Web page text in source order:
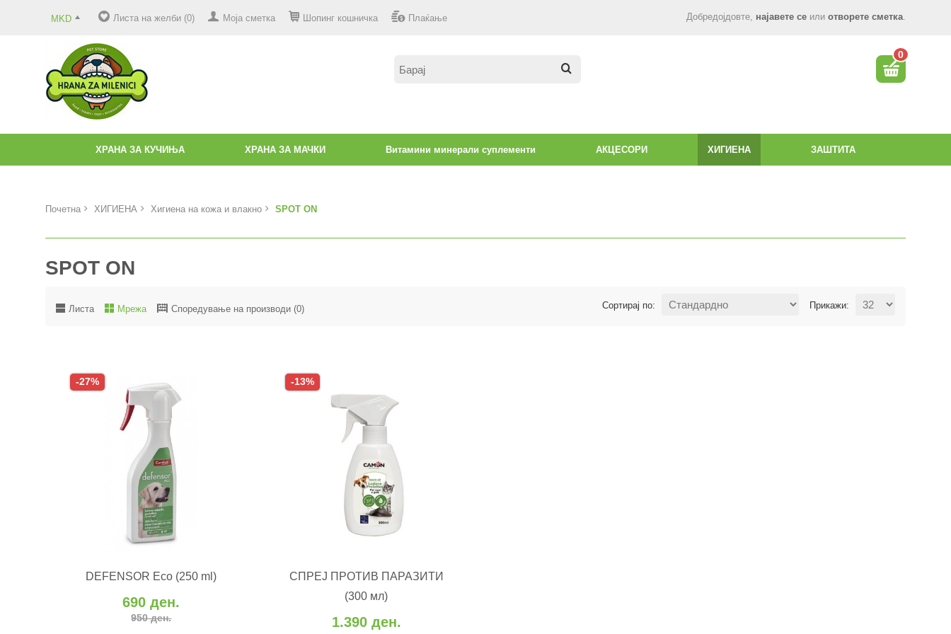
MKD Добредојдовте, најавете се или отворете сметка.
Листа на желби (0) Моја сметка Шопинг кошничка Плаќање
0
ХРАНА ЗА КУЧИЊА ХРАНА ЗА МАЧКИ Витамини минерали суплементи АКЦЕСОРИ ХИГИЕНА ЗАШТИТА
Почетна ХИГИЕНА Хигиена на кожа и влакно SPOT ON
SPOT ON
Листа Мрежа Споредување на производи (0) Прикажи:
Сортирај по:
-27%
DEFENSOR Eco (250 ml)
690 ден.
950 ден.
Додај во желби Додај за споредба
-13%
СПРЕЈ ПРОТИВ ПАРАЗИТИ
(300 мл)
1.390 ден.
ВО КОШНИЧКА
Додај во желби Додај за споредба